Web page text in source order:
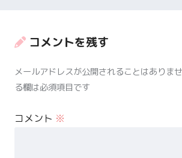
コメントを残す
メールアドレスが公開されることはありませ
る欄は必須項目です
コメント ※